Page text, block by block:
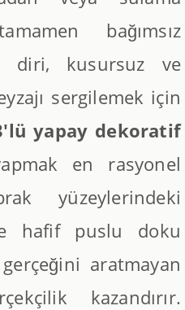
bağımsız
diri, kusursuz ve
sergilemek için
yapay dekoratif
en rasyonel
yüzeylerindeki
hafif puslu doku
aratmayan
kazandırır.